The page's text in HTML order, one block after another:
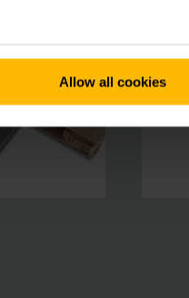
Allow all cookies